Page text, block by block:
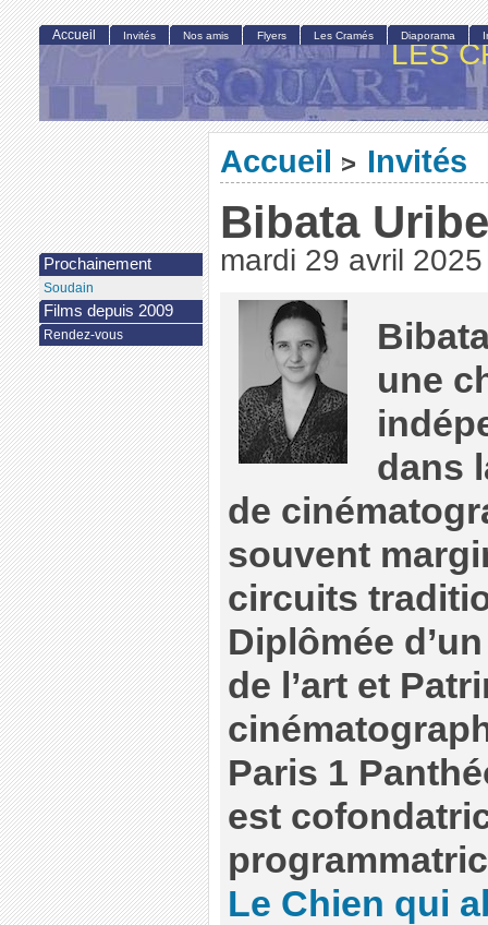
LES
Accueil > Invités
Bibata
mardi 29 avril 2025
une
dans
de
souvent
circuits
Diplômée
de l’art et
Paris 1
est
Le Chien qui
Accueil Invités Nos amis Flyers Les Cramés Diaporama
Prochainement
Soudain
Films depuis 2009
Rendez-vous